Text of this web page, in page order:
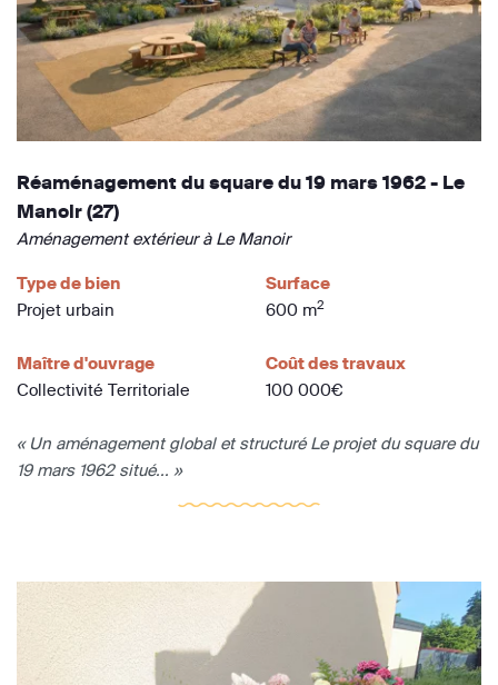
Réaménagement du square du 19 mars 1962 - Le
Manoir (27)
Aménagement extérieur à Le Manoir
Type de bien
Projet urbain
Surface
600 m2
Maître d'ouvrage
Collectivité Territoriale
Coût des travaux
100 000€
« Un aménagement global et structuré Le projet du square du
19 mars 1962 situé... »